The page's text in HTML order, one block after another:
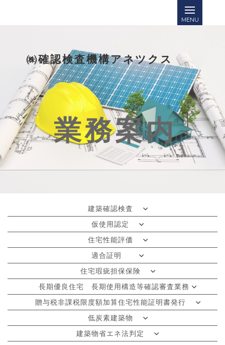
㈱確認検査機構アネツクス
業務案内
建築確認検査
仮使用認定
住宅性能評価
適合証明
住宅瑕疵担保保険
長期優良住宅 長期使用構造等確認審査業務
贈与税非課税限度額加算住宅性能証明書発行
低炭素建築物
建築物省エネ法判定